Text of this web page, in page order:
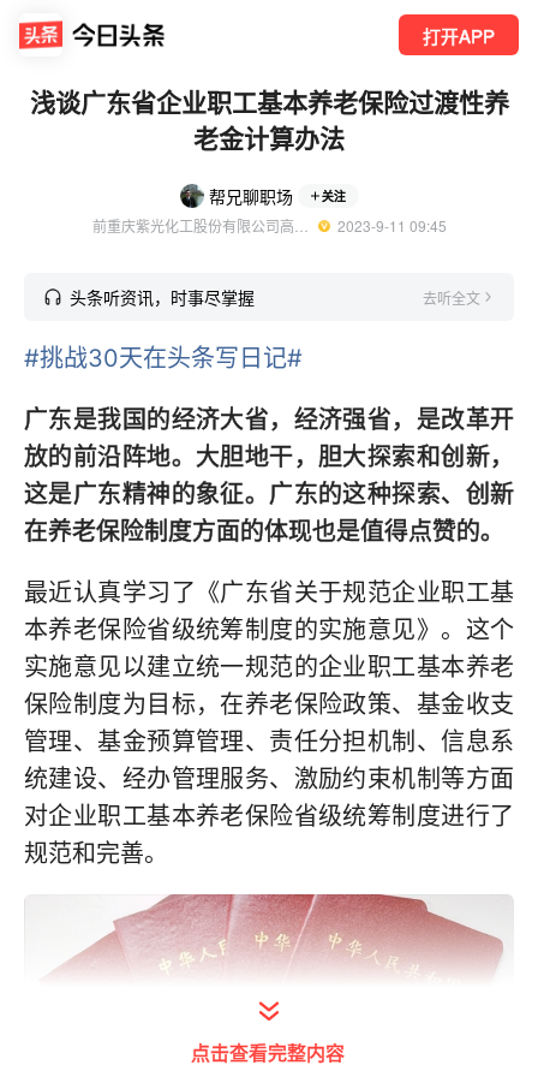
打开APP
浅谈广东省企业职工基本养老保险过渡性养
老金计算办法
帮兄聊职场 关注
  2023-9-11 09:45
头条听资讯，时事尽掌握 去听全文
#挑战30天在头条写日记#
广东是我国的经济大省，经济强省，是改革开
放的前沿阵地。大胆地干，胆大探索和创新，
这是广东精神的象征。广东的这种探索、创新
在养老保险制度方面的体现也是值得点赞的。
最近认真学习了《广东省关于规范企业职工基
本养老保险省级统筹制度的实施意见》。这个
实施意见以建立统一规范的企业职工基本养老
保险制度为目标，在养老保险政策、基金收支
管理、基金预算管理、责任分担机制、信息系
统建设、经办管理服务、激励约束机制等方面
对企业职工基本养老保险省级统筹制度进行了
规范和完善。
点击查看完整内容